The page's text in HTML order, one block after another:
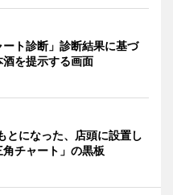
ート診断」診断結果に基づ
を提示する画面
とになった、店頭に設置し
チャート」の黒板